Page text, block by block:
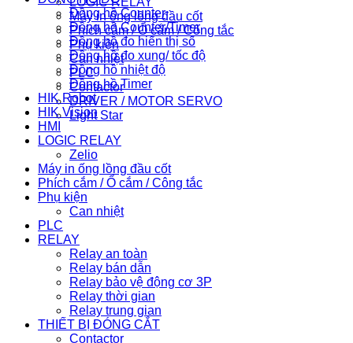
Máy in ống lồng đầu cốt
Phích cắm / Ổ cắm / Công tắc
Phụ kiện
Can nhiệt
PLC
Contactor
DRIVER / MOTOR SERVO
Light Star
Đồng hồ Counter
Đồng hồ Counter/Timer
Đồng hồ đo hiển thị số
Đồng hồ đo xung/ tốc độ
Đồng hồ nhiệt độ
Đồng hồ Timer
HIK Robot
HIK Vision
HMI
LOGIC RELAY
Zelio
Máy in ống lồng đầu cốt
Phích cắm / Ổ cắm / Công tắc
Phụ kiện
Can nhiệt
PLC
RELAY
Relay an toàn
Relay bán dẫn
Relay bảo vệ động cơ 3P
Relay thời gian
Relay trung gian
THIẾT BỊ ĐÓNG CẮT
Contactor